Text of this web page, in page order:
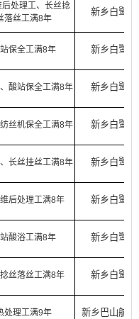
后处理工、长丝捻
落丝工满8年
新乡白鹭
保全工满8年 新乡白鹭
酸站保全工满8年 新乡白鹭
丝机保全工满8年 新乡白鹭
长丝挂丝工满8年 新乡白鹭
后处理工满8年 新乡白鹭
酸浴工满8年 新乡白鹭
丝落丝工满8年 新乡白鹭
处理工满9年 新乡巴山航